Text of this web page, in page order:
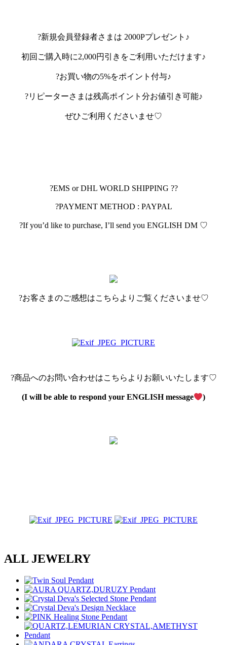
?新規会員登録者さまは 2000Pプレゼント♪
初回ご購入時に2,000円引きをご利用いただけます♪
?お買い物の5%をポイント付与♪
?リピーターさまは残高ポイント分お値引き可能♪
ぜひご利用くださいませ♡
?EMS or DHL WORLD SHIPPING ??
?PAYMENT METHOD : PAYPAL
?If you’d like to purchase, I’ll send you ENGLISH DM ♡
?お客さまのご感想はこちらよりご覧くださいませ♡
?商品へのお問い合わせはこちらよりお願いいたします♡
(I will be able to respond your ENGLISH message )
ALL JEWELRY